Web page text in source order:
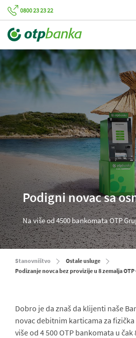
0800 23 23 22
Podigni novac sa
Na više od 4500 bankomata OTP
Stanovništvo
Ostale usluge
Podizanje novca bez provizije u 8 zemalja
Dobro je da znaš da klijenti naše
novac debitnim karticama za
više od 4 500 OTP bankomata u čak